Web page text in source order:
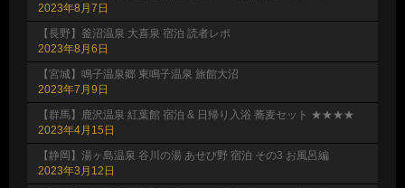
2023年8月7日
【長野】釜沼温泉 大喜泉 宿泊 読者レポ
2023年8月6日
【宮城】鳴子温泉郷 東鳴子温泉 旅館大沼
2023年7月9日
【群馬】鹿沢温泉 紅葉館 宿泊 & 日帰り入浴 蕎麦セット ★★★★
2023年4月15日
【静岡】湯ヶ島温泉 谷川の湯 あせび野 宿泊 その3 お風呂編
2023年3月12日